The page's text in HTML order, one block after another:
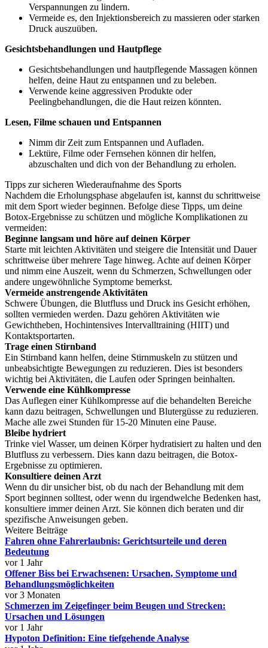
Verspannungen zu lindern.
Vermeide es, den Injektionsbereich zu massieren oder starken
Druck auszuüben.
Gesichtsbehandlungen und Hautpflege
Gesichtsbehandlungen und hautpflegende Massagen können
helfen, deine Haut zu entspannen und zu beleben.
Verwende keine aggressiven Produkte oder
Peelingbehandlungen, die die Haut reizen könnten.
Lesen, Filme schauen und Entspannen
Nimm dir Zeit zum Entspannen und Aufladen.
Lektüre, Filme oder Fernsehen können dir helfen,
abzuschalten und dich von der Behandlung zu erholen.
Tipps zur sicheren Wiederaufnahme des Sports
Nachdem die Erholungsphase abgelaufen ist, kannst du schrittweise
mit dem Sport wieder beginnen. Befolge diese Tipps, um deine
Botox-Ergebnisse zu schützen und mögliche Komplikationen zu
vermeiden:
Beginne langsam und höre auf deinen Körper
Starte mit leichten Aktivitäten und steigere die Intensität und Dauer
schrittweise über mehrere Tage hinweg. Achte auf deinen Körper
und nimm eine Auszeit, wenn du Schmerzen, Schwellungen oder
andere ungewöhnliche Symptome bemerkst.
Vermeide anstrengende Aktivitäten
Schwere Übungen, die Blutfluss und Druck ins Gesicht erhöhen,
sollten vermieden werden. Dazu gehören Aktivitäten wie
Gewichtheben, Hochintensives Intervalltraining (HIIT) und
Kontaktsportarten.
Trage einen Stirnband
Ein Stirnband kann helfen, deine Stirnmuskeln zu stützen und
unbeabsichtigte Bewegungen zu reduzieren. Dies ist besonders
wichtig bei Aktivitäten, die Laufen oder Springen beinhalten.
Verwende eine Kühlkompresse
Das Auflegen einer Kühlkompresse auf die behandelten Bereiche
kann dazu beitragen, Schwellungen und Blutergüsse zu reduzieren.
Mache alle zwei Stunden für 15-20 Minuten eine Pause.
Bleibe hydriert
Trinke viel Wasser, um deinen Körper hydratisiert zu halten und den
Blutfluss zu verbessern. Dies kann dazu beitragen, die Botox-
Ergebnisse zu optimieren.
Konsultiere deinen Arzt
Wenn du dir unsicher bist, ob du nach der Behandlung mit dem
Sport beginnen solltest, oder wenn du irgendwelche Bedenken hast,
konsultiere immer deinen Arzt. Sie können dich beraten und dir
spezifische Anweisungen geben.
Weitere Beiträge
Fahren ohne Fahrerlaubnis: Gerichtsurteile und deren
Bedeutung
vor 1 Jahr
Offener Biss bei Erwachsenen: Ursachen, Symptome und
Behandlungsmöglichkeiten
vor 3 Monaten
Schmerzen im Zeigefinger beim Beugen und Strecken:
Ursachen und Lösungen
vor 1 Jahr
Hypoton Definition: Eine tiefgehende Analyse